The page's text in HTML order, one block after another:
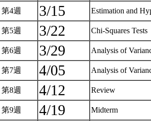
第4週 3/15 Estimation and
第5週 3/22 Chi-Squares Tests
第6週 3/29 Analysis of
第7週 4/05 Analysis of
第8週 4/12 Review
第9週 4/19 Midterm